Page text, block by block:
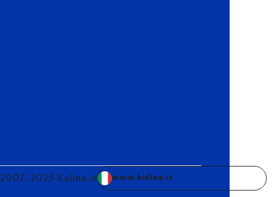
2007–2025 Kulina.it www.kulina.it